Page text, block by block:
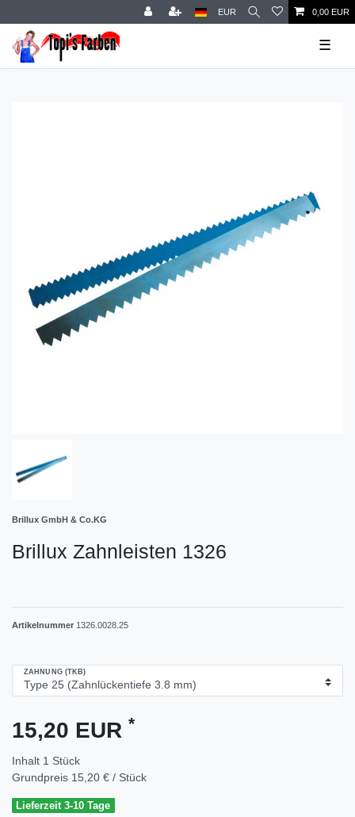
EUR 0,00 EUR
☰
Brillux GmbH & Co.KG
Brillux Zahnleisten 1326
Artikelnummer 1326.0028.25
ZAHNUNG (TKB)
15,20 EUR *
Inhalt 1 Stück
Grundpreis 15,20 € / Stück
Lieferzeit 3-10 Tage